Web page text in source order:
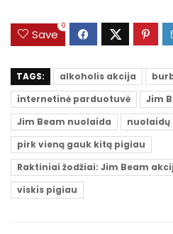
Save
0
TAGS: alkoholis akcija
internetinė parduotuvė
Jim
Jim Beam nuolaida
nuolaidų
pirk vieną gauk kitą pigiau
Raktiniai žodžiai: Jim Beam
viskis pigiau